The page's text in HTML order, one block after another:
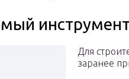
инструмент
Для
заранее